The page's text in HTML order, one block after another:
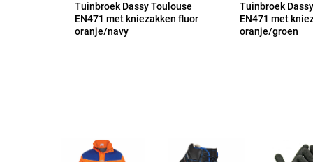
Tuinbroek Dassy Toulouse
EN471 met kniezakken fluor
oranje/navy
Tuinbroek
EN471 met
oranje/groen